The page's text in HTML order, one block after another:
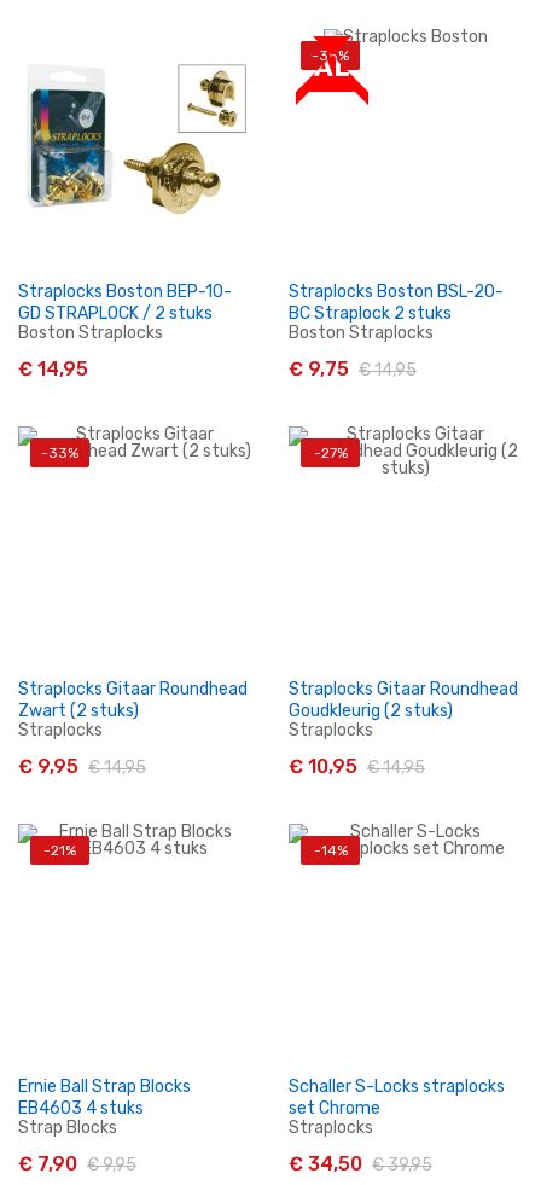
In Winkelwagen
In Winkelwagen
Straplocks Boston BEP-10-
GD STRAPLOCK / 2 stuks
Boston Straplocks
€ 14,95
SALE
-35%
In Winkelwagen
Straplocks Boston BSL-20-
BC Straplock 2 stuks
Boston Straplocks
€ 9,75 € 14,95
-33%
In Winkelwagen
Straplocks Gitaar Roundhead
Zwart (2 stuks)
Straplocks
€ 9,95 € 14,95
-27%
In Winkelwagen
Straplocks Gitaar Roundhead
Goudkleurig (2 stuks)
Straplocks
€ 10,95 € 14,95
-21%
Ernie Ball Strap Blocks
EB4603 4 stuks
Strap Blocks
€ 7,90 € 9,95
-14%
Schaller S-Locks straplocks
set Chrome
Straplocks
€ 34,50 € 39,95